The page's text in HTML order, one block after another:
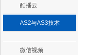
酷播云
AS2与AS3技术
微信视频